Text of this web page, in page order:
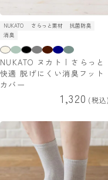
NUKATO さらっと素材
抗菌防臭
消臭
NUKATO ヌカト | さらっと
快適 脱げにくい消臭フット
カバー
1,320 税込